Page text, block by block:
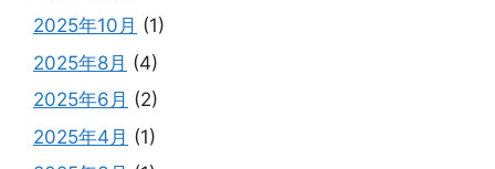
2025年10月 (1)
2025年8月 (4)
2025年6月 (2)
2025年4月 (1)